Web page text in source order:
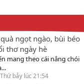
ngọt ngào, bùi béo
thơ ngày hè
mang theo cái nắng chói
Thứ bảy lúc 21:54